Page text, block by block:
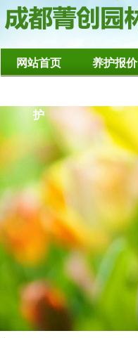
网站首页 养护报价
护